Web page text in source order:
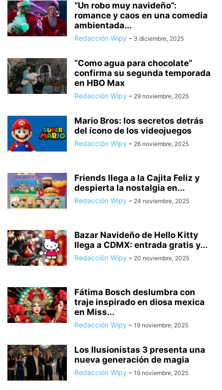
“Un robo muy navideño”:
romance y caos en una comedia
ambientada...
Redacción Wipy - 3 diciembre, 2025
“Como agua para chocolate”
confirma su segunda temporada
en HBO Max
Redacción Wipy - 29 noviembre, 2025
Mario Bros: los secretos detrás
del ícono de los videojuegos
Redacción Wipy - 26 noviembre, 2025
Friends llega a la Cajita Feliz y
despierta la nostalgia en...
Redacción Wipy - 24 noviembre, 2025
Bazar Navideño de Hello Kitty
llega a CDMX: entrada gratis y...
Redacción Wipy - 20 noviembre, 2025
Fátima Bosch deslumbra con
traje inspirado en diosa mexica
en Miss...
Redacción Wipy - 19 noviembre, 2025
Los Ilusionistas 3 presenta una
nueva generación de magia
Redacción Wipy - 19 noviembre, 2025